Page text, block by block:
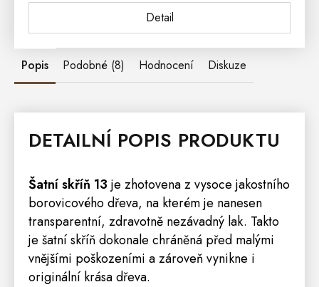
Detail
Popis Podobné (8) Hodnocení Diskuze
DETAILNÍ POPIS PRODUKTU
Šatnískříň 13 je zhotovena z vysoce jakostního
borovicového dřeva, na kterém je nanesen
transparentní, zdravotně nezávadný lak. Takto
je šatní skříň dokonale chráněná před malými
vnějšími poškozeními a zároveň vynikne i
originální krása dřeva.